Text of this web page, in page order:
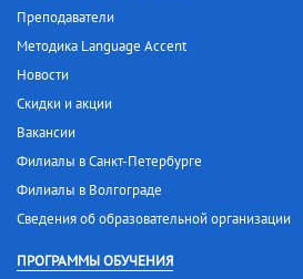
Преподаватели
Методика Language Accent
Новости
Скидки и акции
Вакансии
Филиалы в Санкт-Петербурге
Филиалы в Волгограде
Сведения об образовательной организации
ПРОГРАММЫ ОБУЧЕНИЯ